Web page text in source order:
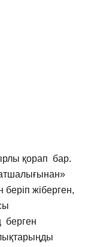
қорап бар.
беріп жіберген,
берген